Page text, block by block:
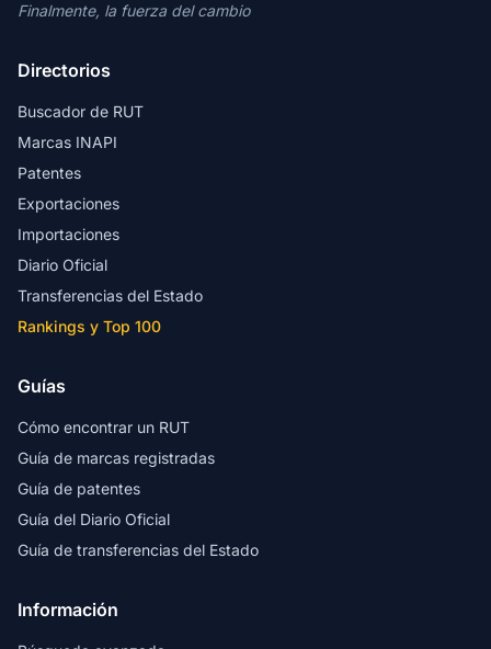
Finalmente, la fuerza del cambio
Directorios
Buscador de RUT
Marcas INAPI
Patentes
Exportaciones
Importaciones
Diario Oficial
Transferencias del Estado
Rankings y Top 100
Guías
Cómo encontrar un RUT
Guía de marcas registradas
Guía de patentes
Guía del Diario Oficial
Guía de transferencias del Estado
Información